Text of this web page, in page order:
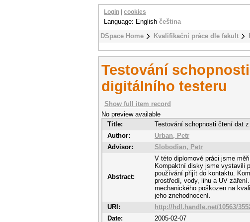
DSpace Home Kvalifikační práce dle fakult
Login cookies
Language: English čeština
Testování
digitálního testeru
Show full item record
No preview available
Title:
Testování schopnosti čtení dat
Author:
Urban, Petr
Advisor:
Slobodian, Petr
Abstract:
V této diplomové práci jsme
Kompaktní disky jsme vystavili
používání přijít do kontaktu.
prostředí, vody, lihu a UV
mechanického poškozen na
jeho znehodnocení.
URI:
http://hdl.handle.net/10563/
Date:
2005-02-07